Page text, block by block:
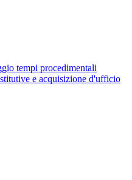
tempi procedimentali
e acquisizione d'ufficio